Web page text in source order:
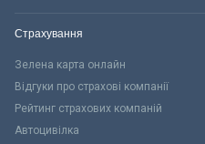
Страхування
Зелена карта онлайн
Відгуки про страхові компанії
Рейтинг страхових компаній
Автоцивілка